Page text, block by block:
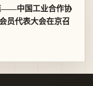
——中国工业合作协
员代表大会在京召